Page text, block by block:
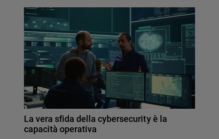
La vera sfida della cybersecurity è la
capacità operativa